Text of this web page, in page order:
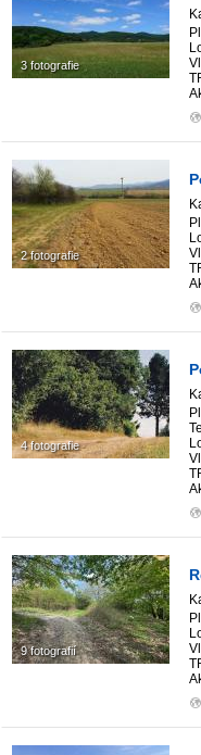
3 fotografie
2 fotografie
4 fotografie
9 fotografií